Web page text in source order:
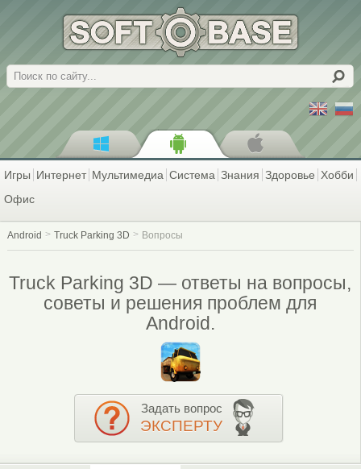
Поиск
Игры Интернет Мультимедиа Система Знания Здоровье Хобби
Офис
Android Truck Parking 3D Вопросы
Truck Parking 3D — ответы на вопросы,
советы и решения проблем для
Android.
Задать вопрос
ЭКСПЕРТУ